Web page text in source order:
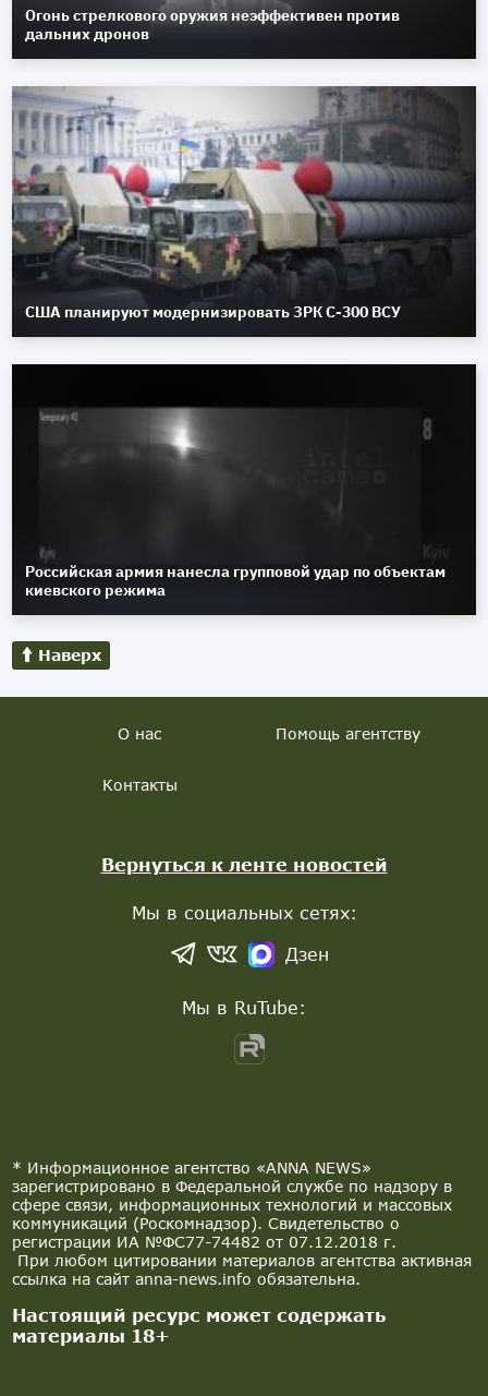
Огонь стрелкового оружия неэффективен против
дальних дронов
США планируют модернизировать ЗРК С-300 ВСУ
Российская армия нанесла групповой удар по объектам
киевского режима
Наверх
* Информационное агентство «ANNA NEWS»
зарегистрировано в Федеральной службе по надзору в
сфере связи, информационных технологий и массовых
коммуникаций (Роскомнадзор). Свидетельство о
регистрации ИА №ФС77-74482 от 07.12.2018 г.
При любом цитировании материалов агентства активная
ссылка на сайт anna-news.info обязательна.
Настоящий ресурс может содержать
материалы 18+
О нас Помощь агентству
Контакты
Вернуться к ленте новостей
Мы в социальных сетях:
Дзен
Мы в RuTube: